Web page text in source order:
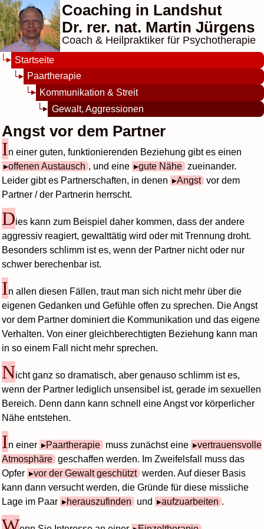
Coaching in Landshut
Dr. rer. nat. Martin Jürgens
Coach & Heilpraktiker für Psychotherapie
Startseite
Paartherapie
Kommunikation & Streit
Gewalt, Aggressionen
Angst vor dem Partner
In einer guten, funktionierenden Beziehung gibt es einen
offenen Austausch , und eine gute Nähe zueinander.
Leider gibt es Partnerschaften, in denen
Angst vor dem
Partner / der Partnerin herrscht.
Dies kann zum Beispiel daher kommen, dass der andere
aggressiv reagiert, gewalttätig wird oder mit Trennung droht.
Besonders schlimm ist es, wenn der Partner nicht oder nur
schwer berechenbar ist.
In allen diesen Fällen, traut man sich nicht mehr über die
eigenen Gedanken und Gefühle offen zu sprechen. Die Angst
vor dem Partner dominiert die Kommunikation und das eigene
Verhalten. Von einer gleichberechtigten Beziehung kann man
in so einem Fall nicht mehr sprechen.
Nicht ganz so dramatisch, aber genauso schlimm ist es,
wenn der Partner lediglich unsensibel ist, gerade im sexuellen
Bereich. Denn dann kann schnell eine Angst vor körperlicher
Nähe entstehen.
In einer Paartherapie muss zunächst eine
vertrauensvolle
Atmosphäre geschaffen werden. Im Zweifelsfall muss das
Opfer
vor der Gewalt geschützt werden. Auf dieser Basis
kann dann versucht werden, die Gründe für diese missliche
Lage im Paar
herauszufinden und aufzuarbeiten .